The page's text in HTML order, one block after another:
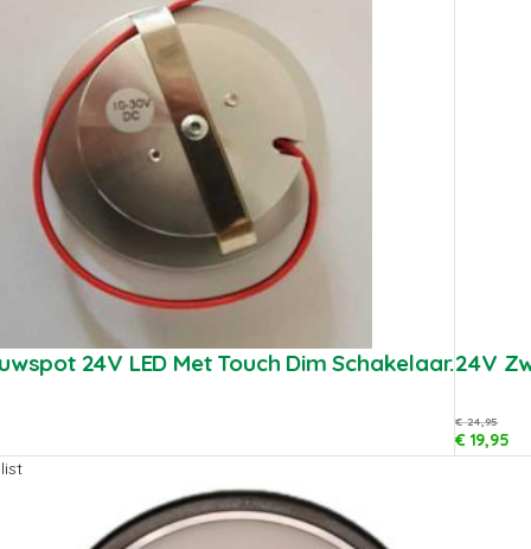
24V LED Met Touch Dim Schakelaar.24V
€24,95
€ 19,95